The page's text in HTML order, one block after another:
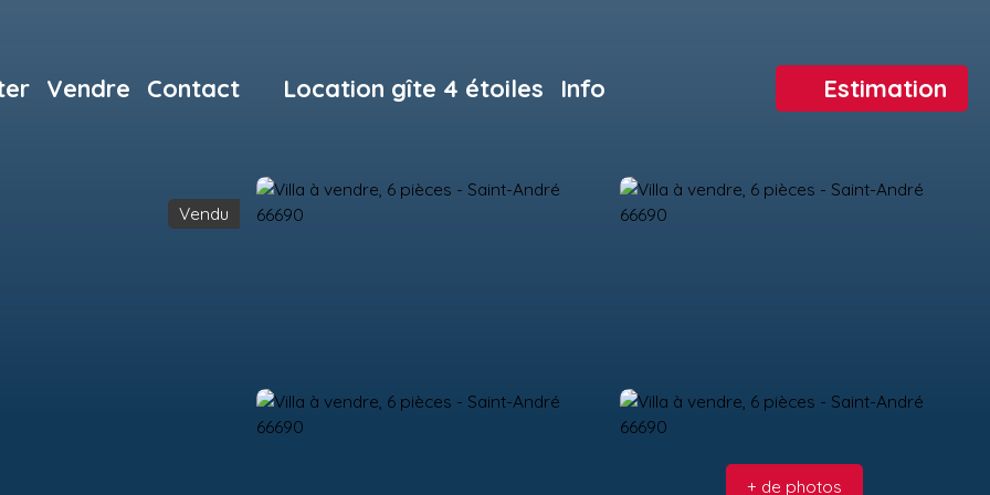
Vendre Contact Location gîte 4 étoiles Info Estimation
Vendu
+ de photos